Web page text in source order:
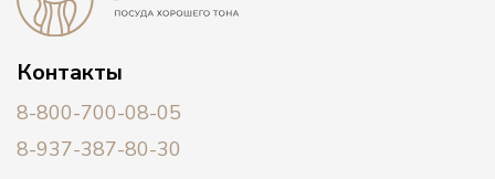
Контакты
8-800-700-08-05
8-937-387-80-30